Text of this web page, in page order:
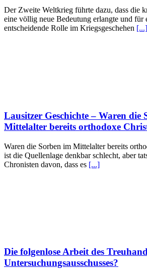
Der Zweite Weltkrieg führte dazu, dass die
eine völlig neue Bedeutung erlangte und für
entscheidende Rolle im Kriegsgeschehen [...]
Lausitzer Geschichte – Waren die
Mittelalter bereits orthodoxe
Waren die Sorben im Mittelalter bereits
ist die Quellenlage denkbar schlecht, aber
Chronisten davon, dass es [...]
Die folgenlose Arbeit des
Untersuchungsausschusses?